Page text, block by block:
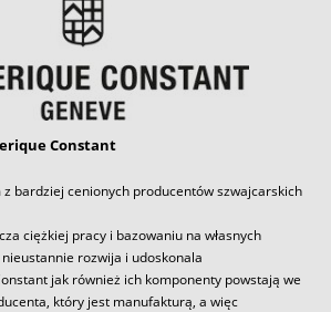
Constant
bardziej cenionych producentów szwajcarskich
ciężkiej pracy i bazowaniu na własnych
rozwija i udoskonala
jak również ich komponenty powstają we
który jest manufakturą, a więc